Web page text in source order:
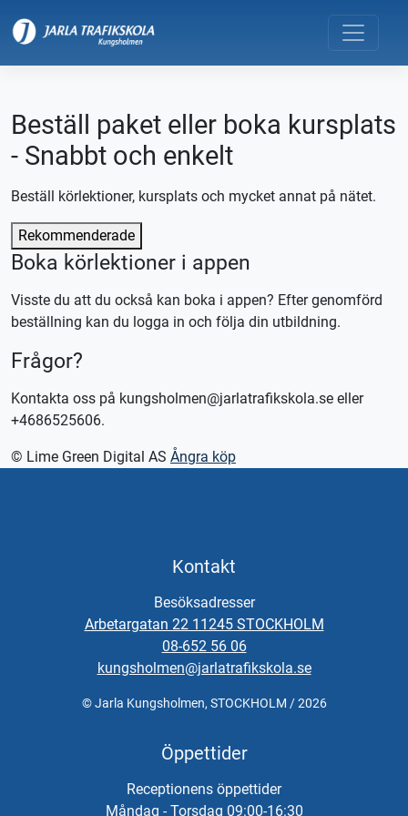
Beställ paket eller boka kursplats
- Snabbt och enkelt
Beställ körlektioner, kursplats och mycket annat på nätet.
Rekommenderade
Boka körlektioner i appen
Visste du att du också kan boka i appen? Efter genomförd
beställning kan du logga in och följa din utbildning.
Frågor?
Kontakta oss på kungsholmen@jarlatrafikskola.se eller
+4686525606.
© Lime Green Digital AS Ångra köp
Kontakt
Besöksadresser
Arbetargatan 22 11245 STOCKHOLM
08-652 56 06
kungsholmen@jarlatrafikskola.se
© Jarla Kungsholmen, STOCKHOLM / 2026
Öppettider
Receptionens öppettider
Måndag - Torsdag 09:00-16:30